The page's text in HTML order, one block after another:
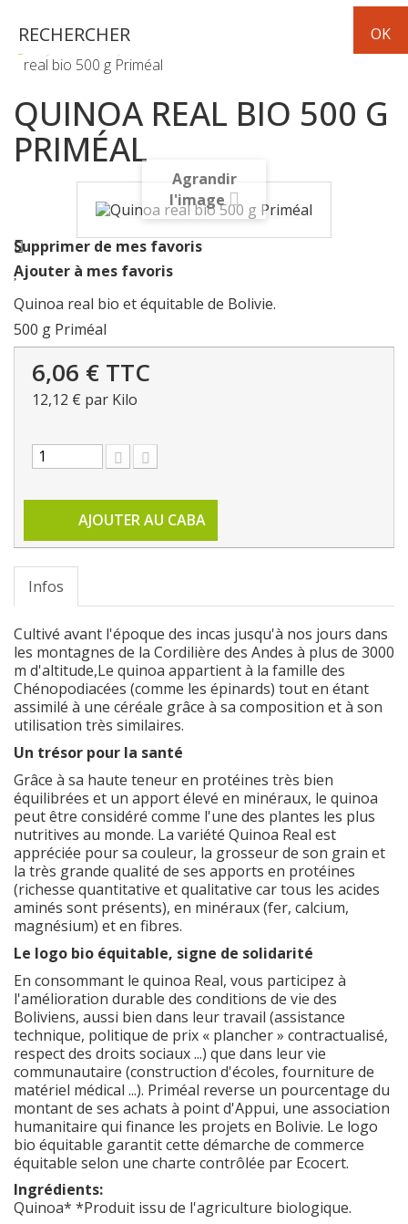
Epicerie
real bio 500 g Priméal
QUINOA REAL BIO 500 G
PRIMÉAL
Agrandir
l'image
Supprimer de mes favoris
Ajouter à mes favoris
Quinoa real bio et équitable de Bolivie.
500 g Priméal
6,06 € TTC
12,12 € par Kilo
AJOUTER AU CABA
Infos
Cultivé avant l'époque des incas jusqu'à nos jours dans
les montagnes de la Cordilière des Andes à plus de 3000
m d'altitude,Le quinoa appartient à la famille des
Chénopodiacées (comme les épinards) tout en étant
assimilé à une céréale grâce à sa composition et à son
utilisation très similaires.
Un trésor pour la santé
Grâce à sa haute teneur en protéines très bien
équilibrées et un apport élevé en minéraux, le quinoa
peut être considéré comme l'une des plantes les plus
nutritives au monde. La variété Quinoa Real est
appréciée pour sa couleur, la grosseur de son grain et
la très grande qualité de ses apports en protéines
(richesse quantitative et qualitative car tous les acides
aminés sont présents), en minéraux (fer, calcium,
magnésium) et en fibres.
Le logo bio équitable, signe de solidarité
En consommant le quinoa Real, vous participez à
l'amélioration durable des conditions de vie des
Boliviens, aussi bien dans leur travail (assistance
technique, politique de prix « plancher » contractualisé,
respect des droits sociaux ...) que dans leur vie
communautaire (construction d'écoles, fourniture de
matériel médical ...). Priméal reverse un pourcentage du
montant de ses achats à point d'Appui, une association
humanitaire qui finance les projets en Bolivie. Le logo
bio équitable garantit cette démarche de commerce
équitable selon une charte contrôlée par Ecocert.
Ingrédients:
Quinoa* *Produit issu de l'agriculture biologique.